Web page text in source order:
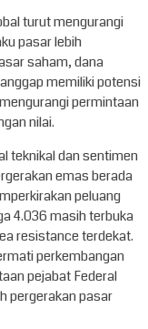
turut mengurangi
pasar lebih
saham, dana
memiliki potensi
permintaan
nilai.
teknikal dan sentimen
emas berada
peluang
4.036 masih terbuka
resistance terdekat.
perkembangan
pejabat Federal
pergerakan pasar